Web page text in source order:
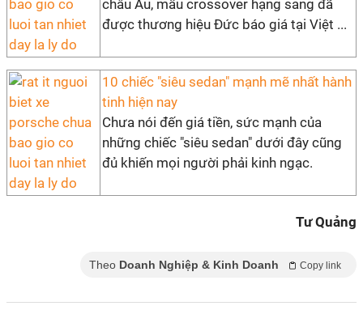
châu Âu, mẫu crossover hạng sang đã
được thương hiệu Đức báo giá tại Việt ...
10 chiếc "siêu sedan" mạnh mẽ nhất hành
tinh hiện nay
Chưa nói đến giá tiền, sức mạnh của
những chiếc "siêu sedan" dưới đây cũng
đủ khiến mọi người phải kinh ngạc.
Tư Quảng
Theo Doanh Nghiệp & Kinh Doanh Copy link